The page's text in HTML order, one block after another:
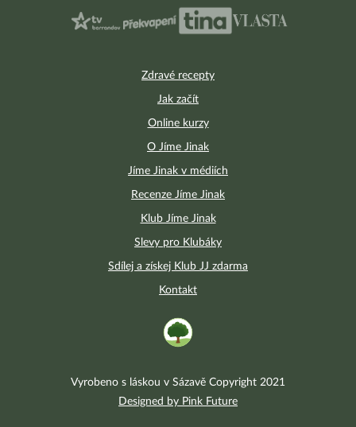
Zdravé recepty
Jak začít
Online kurzy
O Jíme Jinak
Jíme Jinak v médiích
Recenze Jíme Jinak
Klub Jíme Jinak
Slevy pro Klubáky
Sdílej a získej Klub JJ zdarma
Kontakt
Vyrobeno s láskou v Sázavě Copyright 2021
Designed by Pink Future